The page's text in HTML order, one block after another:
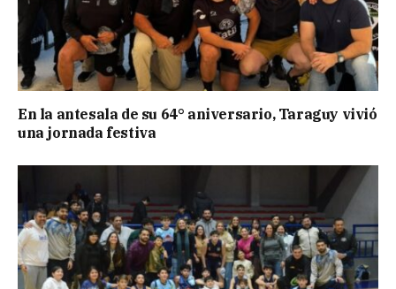
En la antesala de su 64° aniversario, Taraguy vivió
una jornada festiva